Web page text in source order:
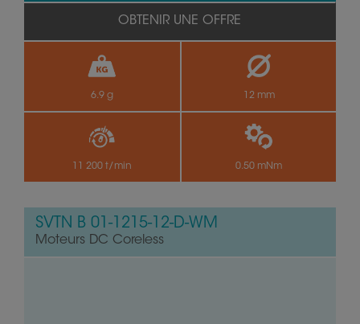
6.9 g 12 mm
11 200 t/min 0.50 mNm
OBTENIR UNE OFFRE
SVTN B 01-1215-12-D-WM
Moteurs DC Coreless